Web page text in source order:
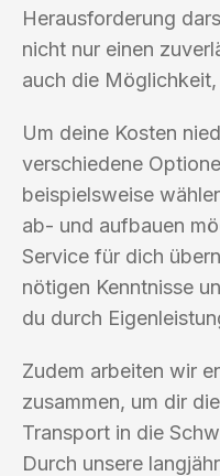
Herausforderung
nicht nur einen
auch die
Um deine Kosten
verschiedene
beispielsweise
ab- und aufbauen
Service für dich
nötigen Kenntnisse
du durch
Zudem arbeiten wir
zusammen, um dir
Transport in die
Durch unsere